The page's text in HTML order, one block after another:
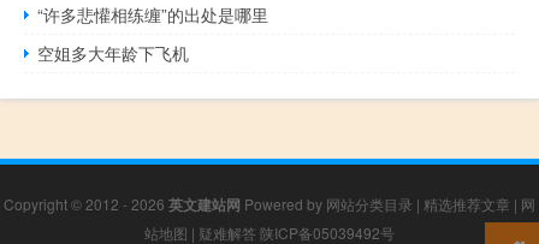
“许多悲懽相练缠”的出处是哪里
空姐多大年龄下飞机
Copyright © 2012 - 2026 英文建站网 Powered by 网站分类目录 | 精选推荐文章 | 网
站地图 | 疑难解答 陕ICP备05039492号